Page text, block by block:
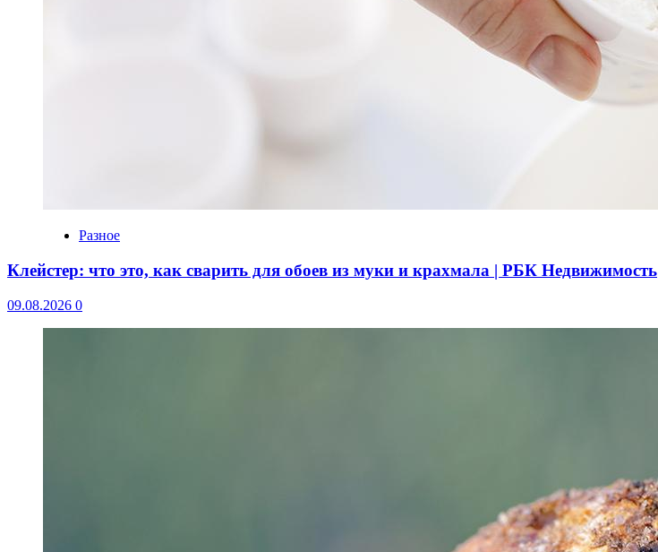
Разное
Клейстер: что это, как сварить для обоев из муки и крахмала | РБК Недвижимость
09.08.2026 0